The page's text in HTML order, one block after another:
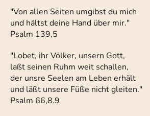
"Von allen Seiten umgibst du mich
und hältst deine Hand über mir."
Psalm 139,5
"Lobet, ihr Völker, unsern Gott,
laßt seinen Ruhm weit schallen,
der unsre Seelen am Leben erhält
und läßt unsere Füße nicht gleiten."
Psalm 66,8.9